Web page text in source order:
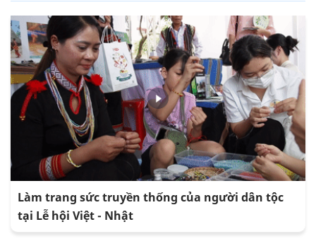
Làm trang sức truyền thống của người dân tộc
tại Lễ hội Việt - Nhật